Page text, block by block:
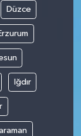
Düzce
Iğdır